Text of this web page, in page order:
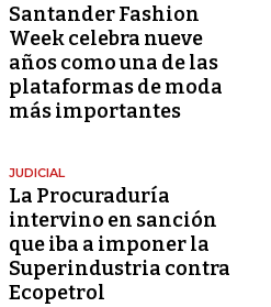
Santander Fashion
Week celebra nueve
años como una de las
plataformas de moda
más importantes
JUDICIAL
La Procuraduría
intervino en sanción
que iba a imponer la
Superindustria contra
Ecopetrol